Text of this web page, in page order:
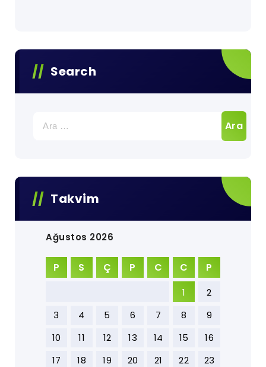
Search
Takvim
Ağustos 2026
P S Ç P C C P
1
2
3
4 5 6 7 8
9
10
11 12 13 14 15
16
17
18 19 20 21 22
23